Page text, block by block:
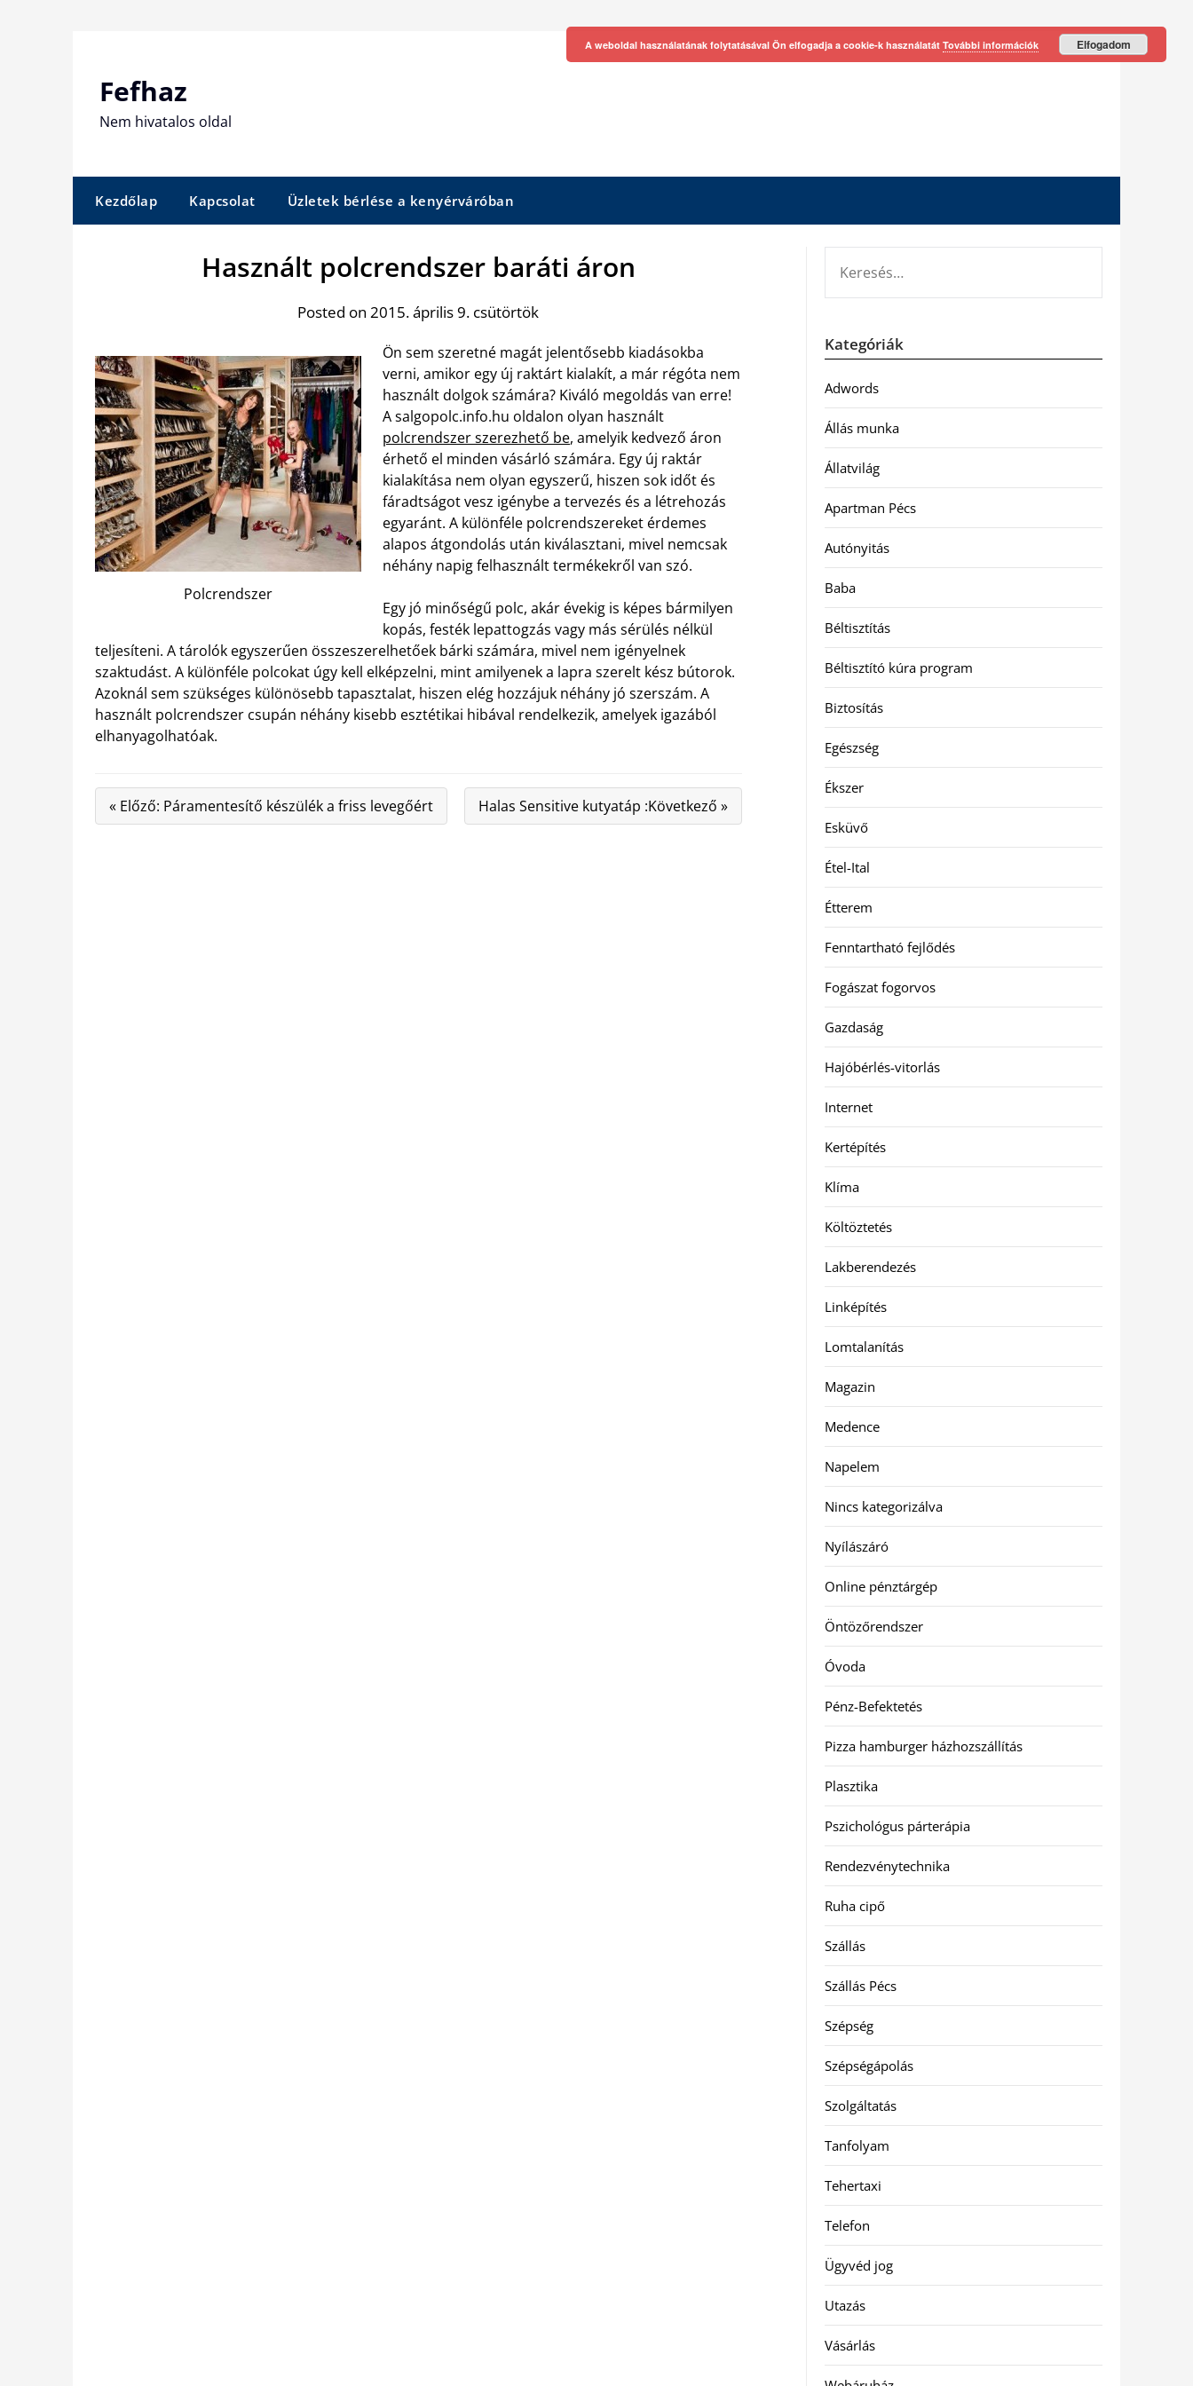
Fefhaz
Nem hivatalos oldal
Kezdőlap Kapcsolat Üzletek bérlése a kenyérváróban
Használt polcrendszer baráti áron
Posted on 2015. április 9. csütörtök
Polcrendszer
Ön sem szeretné magát jelentősebb kiadásokba
verni, amikor egy új raktárt kialakít, a már régóta nem
használt dolgok számára? Kiváló megoldás van erre!
A salgopolc.info.hu oldalon olyan használt
polcrendszer szerezhető be, amelyik kedvező áron
érhető el minden vásárló számára. Egy új raktár
kialakítása nem olyan egyszerű, hiszen sok időt és
fáradtságot vesz igénybe a tervezés és a létrehozás
egyaránt. A különféle polcrendszereket érdemes
alapos átgondolás után kiválasztani, mivel nemcsak
néhány napig felhasznált termékekről van szó.
Egy jó minőségű polc, akár évekig is képes bármilyen
kopás, festék lepattogzás vagy más sérülés nélkül
teljesíteni. A tárolók egyszerűen összeszerelhetőek bárki számára, mivel nem igényelnek
szaktudást. A különféle polcokat úgy kell elképzelni, mint amilyenek a lapra szerelt kész bútorok.
Azoknál sem szükséges különösebb tapasztalat, hiszen elég hozzájuk néhány jó szerszám. A
használt polcrendszer csupán néhány kisebb esztétikai hibával rendelkezik, amelyek igazából
elhanyagolhatóak.
« Előző: Páramentesítő készülék a friss levegőért Halas Sensitive kutyatáp :Következő »
Kategóriák
Adwords
Állás munka
Állatvilág
Apartman Pécs
Autónyitás
Baba
Béltisztítás
Béltisztító kúra program
Biztosítás
Egészség
Ékszer
Esküvő
Étel-Ital
Étterem
Fenntartható fejlődés
Fogászat fogorvos
Gazdaság
Hajóbérlés-vitorlás
Internet
Kertépítés
Klíma
Költöztetés
Lakberendezés
Linképítés
Lomtalanítás
Magazin
Medence
Napelem
Nincs kategorizálva
Nyílászáró
Online pénztárgép
Öntözőrendszer
Óvoda
Pénz-Befektetés
Pizza hamburger házhozszállítás
Plasztika
Pszichológus párterápia
Rendezvénytechnika
Ruha cipő
Szállás
Szállás Pécs
Szépség
Szépségápolás
Szolgáltatás
Tanfolyam
Tehertaxi
Telefon
Ügyvéd jog
Utazás
Vásárlás
A weboldal használatának folytatásával Ön elfogadja a cookie-k használatát További információk Elfogadom